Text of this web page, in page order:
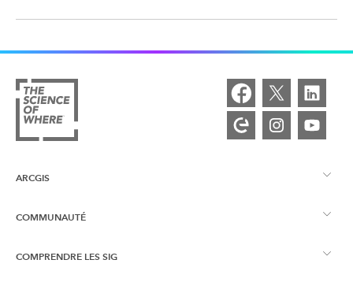
ARCGIS
Vue d’ensemble d’ArcGIS
COMMUNAUTÉ
Esri Community
COMPRENDRE LES SIG